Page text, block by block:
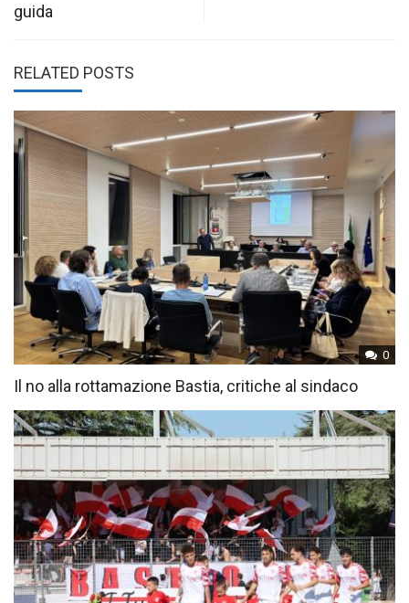
guida
RELATED POSTS
0
Il no alla rottamazione Bastia, critiche al sindaco